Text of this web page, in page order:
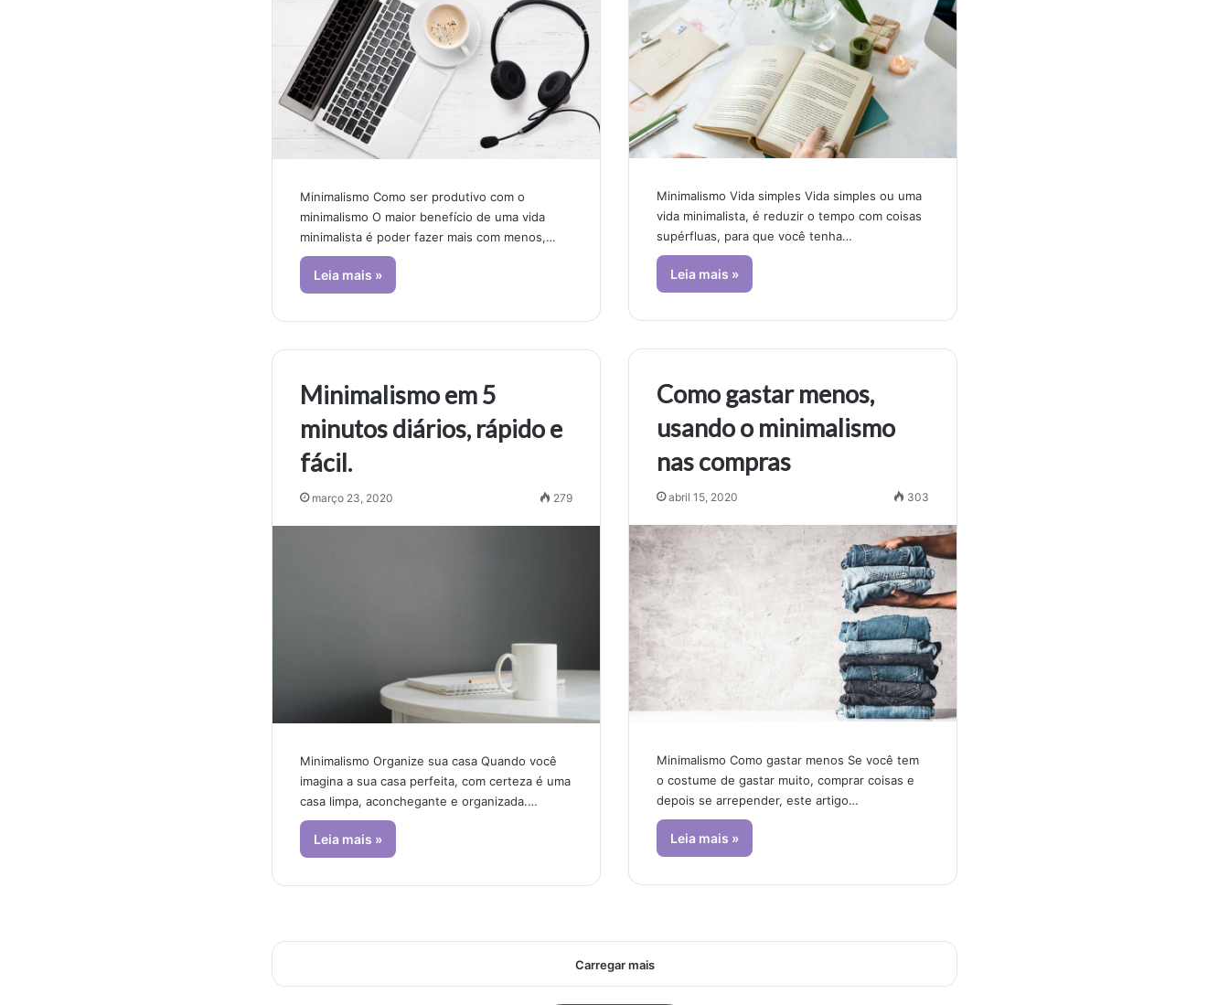
Minimalismo Vida simples Vida simples ou uma
vida minimalista, é reduzir o tempo com coisas
supérfluas, para que você tenha…
Leia mais »
Minimalismo Como ser produtivo com o
minimalismo O maior benefício de uma vida
minimalista é poder fazer mais com menos,…
Leia mais »
Como gastar menos,
usando o minimalismo
nas compras
abril 15, 2020 303
Minimalismo Como gastar menos Se você tem
o costume de gastar muito, comprar coisas e
depois se arrepender, este artigo…
Leia mais »
Minimalismo em 5
minutos diários, rápido e
fácil.
março 23, 2020 279
Minimalismo Organize sua casa Quando você
imagina a sua casa perfeita, com certeza é uma
casa limpa, aconchegante e organizada.…
Leia mais »
Carregar mais